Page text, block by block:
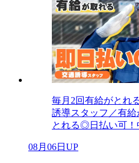
毎月2回有給がとれ
誘導スタッフ／有給
とれる◎日払い可！
08月06日UP